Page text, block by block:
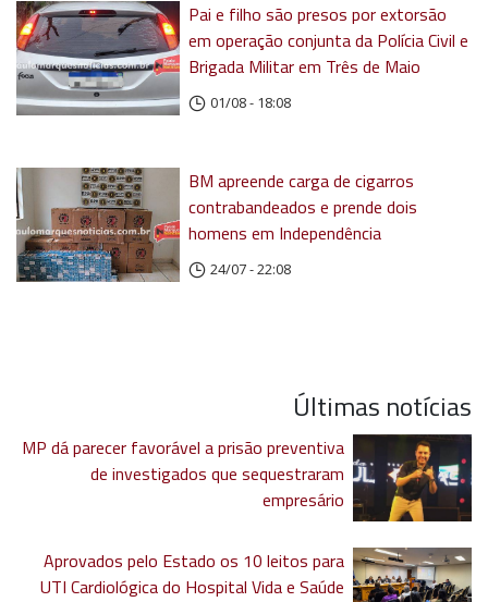
Pai e filho são presos por extorsão
em operação conjunta da Polícia Civil e
Brigada Militar em Três de Maio
01/08 - 18:08
BM apreende carga de cigarros
contrabandeados e prende dois
homens em Independência
24/07 - 22:08
Últimas notícias
MP dá parecer favorável a prisão preventiva
de investigados que sequestraram
empresário
Aprovados pelo Estado os 10 leitos para
UTI Cardiológica do Hospital Vida e Saúde